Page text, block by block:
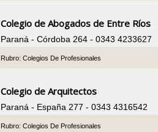
Colegio de Abogados de Entre Ríos
Paraná - Córdoba 264 - 0343 4233627
Rubro: Colegios De Profesionales
Colegio de Arquitectos
Paraná - España 277 - 0343 4316542
Rubro: Colegios De Profesionales